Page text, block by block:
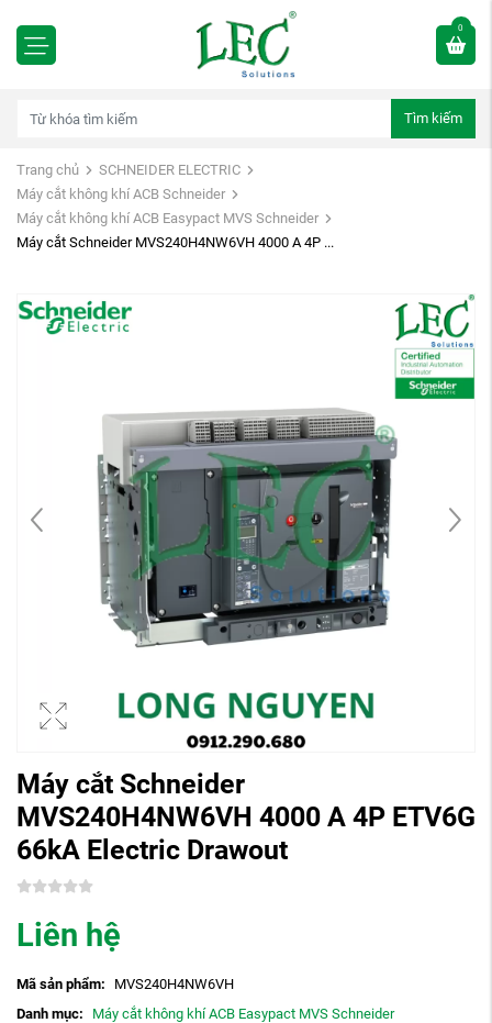
0
Tìm kiếm
Trang chủ
SCHNEIDER ELECTRIC
Máy cắt không khí ACB Schneider
Máy cắt không khí ACB Easypact MVS Schneider
Máy cắt Schneider MVS240H4NW6VH 4000 A 4P ...
Máy cắt Schneider
MVS240H4NW6VH 4000 A 4P ETV6G
66kA Electric Drawout
Liên hệ
Mã sản phẩm:
MVS240H4NW6VH
Danh mục:
Máy cắt không khí ACB Easypact MVS Schneider